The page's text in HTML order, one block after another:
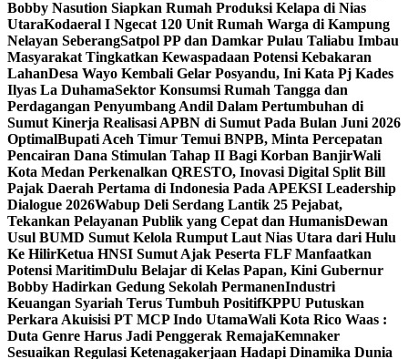
Bobby Nasution Siapkan Rumah Produksi Kelapa di Nias
UtaraKodaeral I Ngecat 120 Unit Rumah Warga di Kampung
Nelayan SeberangSatpol PP dan Damkar Pulau Taliabu Imbau
Masyarakat Tingkatkan Kewaspadaan Potensi Kebakaran
LahanDesa Wayo Kembali Gelar Posyandu, Ini Kata Pj Kades
Ilyas La DuhamaSektor Konsumsi Rumah Tangga dan
Perdagangan Penyumbang Andil Dalam Pertumbuhan di
Sumut ‎ Kinerja Realisasi APBN di Sumut Pada Bulan Juni 2026
Optimal‎‎Bupati Aceh Timur Temui BNPB, Minta Percepatan
Pencairan Dana Stimulan Tahap II Bagi Korban BanjirWali
Kota Medan Perkenalkan QRESTO, Inovasi Digital Split Bill
Pajak Daerah Pertama di Indonesia Pada APEKSI Leadership
Dialogue 2026Wabup Deli Serdang Lantik 25 Pejabat,
Tekankan Pelayanan Publik yang Cepat dan HumanisDewan
Usul BUMD Sumut Kelola Rumput Laut Nias Utara dari Hulu
Ke HilirKetua HNSI Sumut Ajak Peserta FLF Manfaatkan
Potensi MaritimDulu Belajar di Kelas Papan, Kini Gubernur
Bobby Hadirkan Gedung Sekolah PermanenIndustri
Keuangan Syariah Terus Tumbuh PositifKPPU Putuskan
Perkara Akuisisi PT MCP Indo UtamaWali Kota Rico Waas :
Duta Genre Harus Jadi Penggerak RemajaKemnaker
Sesuaikan Regulasi Ketenagakerjaan Hadapi Dinamika Dunia